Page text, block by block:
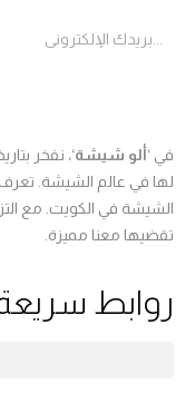
في ‘ألو شيشة‘، نفخر
لها في عالم الشيشة. تعرف
الشيشة في الكويت. مع
تقضيها معنا مميزة.
روابط